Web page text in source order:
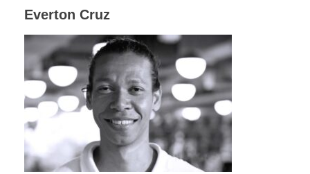
Everton Cruz